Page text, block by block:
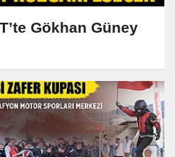
Gökhan Güney